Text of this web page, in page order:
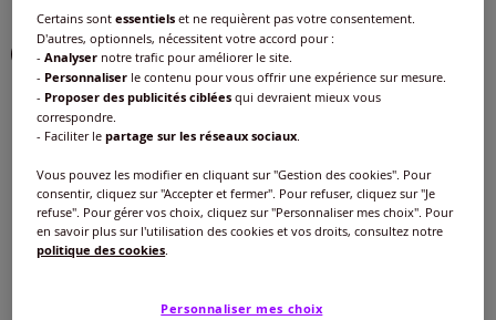
Couleur :3x blanc + 3x noir
Choisir une couleur :
Veuillez sélectionner une taille
38/40 -En stock
Disponible dans 2 semaines
Guide des tailles
Certains sontessentiels et ne requièrent pas votre consentement.
D'autres, optionnels, nécessitent votre accord pour :
-Analyser notre trafic pour améliorer le site.
- Personnaliser le contenu pour vous offrir une expérience sur mesure.
- Proposer des publicités ciblées qui devraient mieux vous
correspondre.
- Faciliter lepartage sur les réseaux sociaux.
Vous pouvez les modifier en cliquant sur "Gestion des cookies". Pour
consentir, cliquez sur "Accepter et fermer". Pour refuser, cliquez sur "Je
refuse". Pour gérer vos choix, cliquez sur "Personnaliser mes choix". Pour
en savoir plus sur l'utilisation des cookies et vos droits, consultez notre
politique des cookies.
Personnaliser mes choix